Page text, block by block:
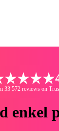
33 572 reviews on
enkel